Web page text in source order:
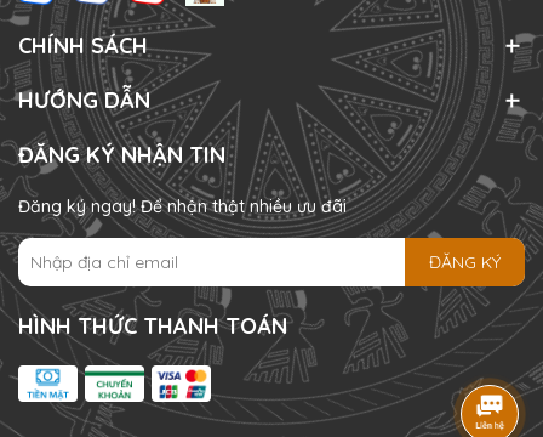
CHÍNH SÁCH
HƯỚNG DẪN
ĐĂNG KÝ NHẬN TIN
Đăng ký ngay! Để nhận thật nhiều ưu đãi
ĐĂNG KÝ
HÌNH THỨC THANH TOÁN